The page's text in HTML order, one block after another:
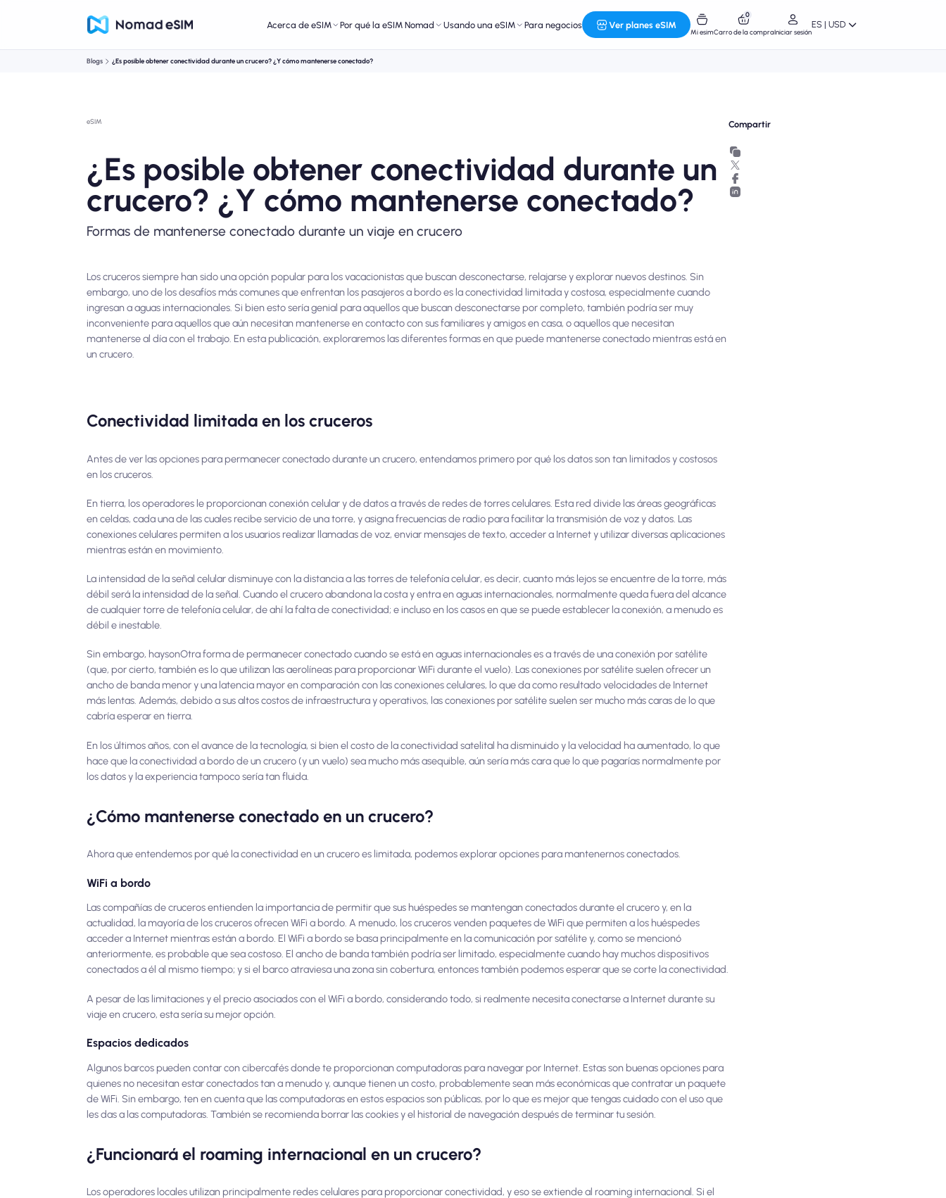
Acerca de eSIM Por qué la eSIM Nomad Usando una eSIM Para negocios Ver planes eSIM
Mi esim
0
Carro de la compraIniciar sesión
ES | USD
Blogs ¿Es posible obtener conectividad durante un crucero? ¿Y cómo mantenerse conectado?
eSIM
¿Es posible obtener conectividad durante un
crucero? ¿Y cómo mantenerse conectado?
Formas de mantenerse conectado durante un viaje en crucero
Los cruceros siempre han sido una opción popular para los vacacionistas que buscan desconectarse, relajarse y explorar nuevos destinos. Sin
embargo, uno de los desafíos más comunes que enfrentan los pasajeros a bordo es la conectividad limitada y costosa, especialmente cuando
ingresan a aguas internacionales. Si bien esto sería genial para aquellos que buscan desconectarse por completo, también podría ser muy
inconveniente para aquellos que aún necesitan mantenerse en contacto con sus familiares y amigos en casa, o aquellos que necesitan
mantenerse al día con el trabajo. En esta publicación, exploraremos las diferentes formas en que puede mantenerse conectado mientras está en
un crucero.
Conectividad limitada en los cruceros
Antes de ver las opciones para permanecer conectado durante un crucero, entendamos primero por qué los datos son tan limitados y costosos
en los cruceros.
En tierra, los operadores le proporcionan conexión celular y de datos a través de redes de torres celulares. Esta red divide las áreas geográficas
en celdas, cada una de las cuales recibe servicio de una torre, y asigna frecuencias de radio para facilitar la transmisión de voz y datos. Las
conexiones celulares permiten a los usuarios realizar llamadas de voz, enviar mensajes de texto, acceder a Internet y utilizar diversas aplicaciones
mientras están en movimiento.
La intensidad de la señal celular disminuye con la distancia a las torres de telefonía celular, es decir, cuanto más lejos se encuentre de la torre, más
débil será la intensidad de la señal. Cuando el crucero abandona la costa y entra en aguas internacionales, normalmente queda fuera del alcance
de cualquier torre de telefonía celular, de ahí la falta de conectividad; e incluso en los casos en que se puede establecer la conexión, a menudo es
débil e inestable.
Sin embargo, haysonOtra forma de permanecer conectado cuando se está en aguas internacionales es a través de una conexión por satélite
(que, por cierto, también es lo que utilizan las aerolíneas para proporcionar WiFi durante el vuelo). Las conexiones por satélite suelen ofrecer un
ancho de banda menor y una latencia mayor en comparación con las conexiones celulares, lo que da como resultado velocidades de Internet
más lentas. Además, debido a sus altos costos de infraestructura y operativos, las conexiones por satélite suelen ser mucho más caras de lo que
cabría esperar en tierra.
En los últimos años, con el avance de la tecnología, si bien el costo de la conectividad satelital ha disminuido y la velocidad ha aumentado, lo que
hace que la conectividad a bordo de un crucero (y un vuelo) sea mucho más asequible, aún sería más cara que lo que pagarías normalmente por
los datos y la experiencia tampoco sería tan fluida.
¿Cómo mantenerse conectado en un crucero?
Ahora que entendemos por qué la conectividad en un crucero es limitada, podemos explorar opciones para mantenernos conectados.
WiFi a bordo
Las compañías de cruceros entienden la importancia de permitir que sus huéspedes se mantengan conectados durante el crucero y, en la
actualidad, la mayoría de los cruceros ofrecen WiFi a bordo. A menudo, los cruceros venden paquetes de WiFi que permiten a los huéspedes
acceder a Internet mientras están a bordo. El WiFi a bordo se basa principalmente en la comunicación por satélite y, como se mencionó
anteriormente, es probable que sea costoso. El ancho de banda también podría ser limitado, especialmente cuando hay muchos dispositivos
conectados a él al mismo tiempo; y si el barco atraviesa una zona sin cobertura, entonces también podemos esperar que se corte la conectividad.
A pesar de las limitaciones y el precio asociados con el WiFi a bordo, considerando todo, si realmente necesita conectarse a Internet durante su
viaje en crucero, esta sería su mejor opción.
Espacios dedicados
Algunos barcos pueden contar con cibercafés donde te proporcionan computadoras para navegar por Internet. Estas son buenas opciones para
quienes no necesitan estar conectados tan a menudo y, aunque tienen un costo, probablemente sean más económicas que contratar un paquete
de WiFi. Sin embargo, ten en cuenta que las computadoras en estos espacios son públicas, por lo que es mejor que tengas cuidado con el uso que
les das a las computadoras. También se recomienda borrar las cookies y el historial de navegación después de terminar tu sesión.
¿Funcionará el roaming internacional en un crucero?
Los operadores locales utilizan principalmente redes celulares para proporcionar conectividad, y eso se extiende al roaming internacional. Si el
Compartir